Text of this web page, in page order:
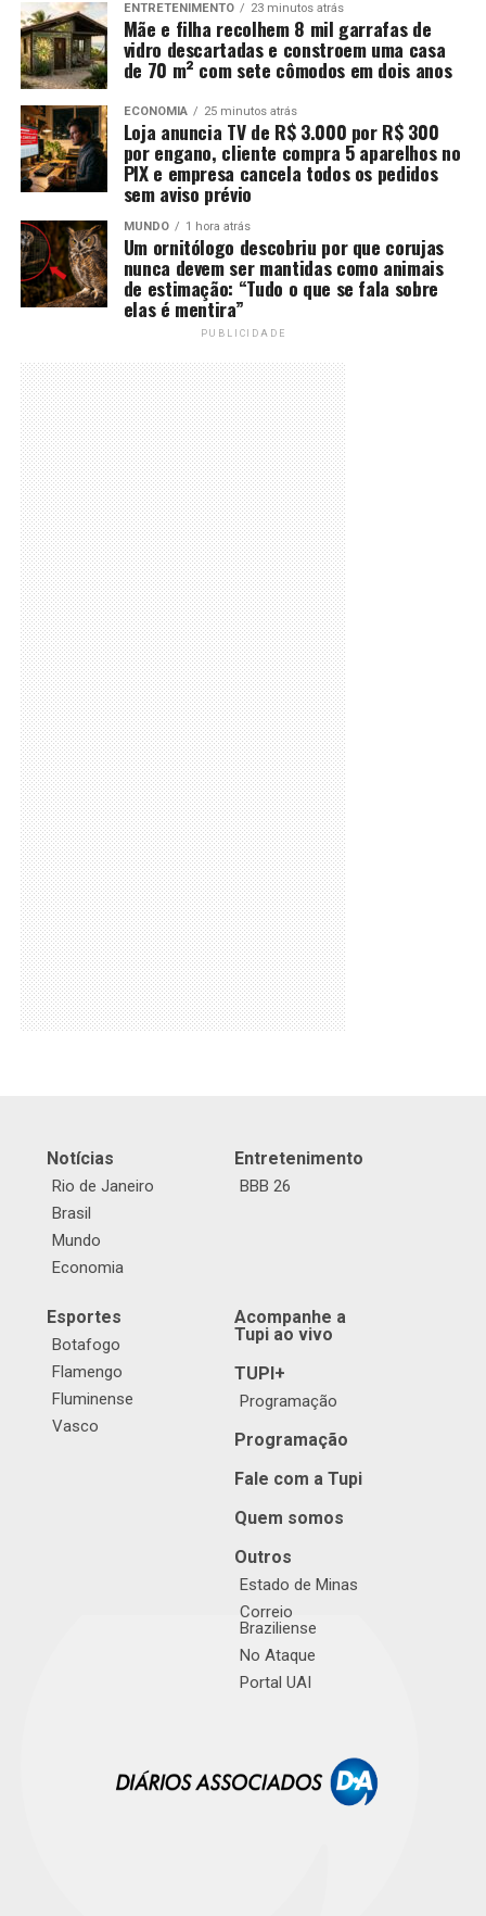
ENTRETENIMENTO 23 minutos atrás
Mãe e filha recolhem 8 mil garrafas de
vidro descartadas e constroem uma casa
de 70 m² com sete cômodos em dois anos
ECONOMIA 25 minutos atrás
Loja anuncia TV de R$ 3.000 por R$ 300
por engano, cliente compra 5 aparelhos no
PIX e empresa cancela todos os pedidos
sem aviso prévio
MUNDO 1 hora atrás
Um ornitólogo descobriu por que corujas
nunca devem ser mantidas como animais
de estimação: “Tudo o que se fala sobre
elas é mentira”
PUBLICIDADE
Notícias
Rio de Janeiro
Brasil
Mundo
Economia
Entretenimento
BBB 26
Esportes
Botafogo
Flamengo
Fluminense
Vasco
Acompanhe a
Tupi ao vivo
TUPI+
Programação
Programação
Fale com a Tupi
Quem somos
Outros
Estado de Minas
Correio
Braziliense
No Ataque
Portal UAI